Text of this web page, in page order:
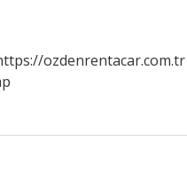
ozdenrentacar.com.tr